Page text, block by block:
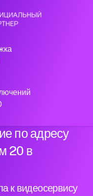
и
по адресу
20 в
к видеосервису